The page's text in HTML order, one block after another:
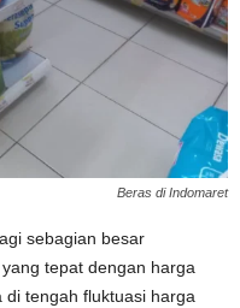
Beras di Indomaret
sebagian besar
tepat dengan harga
tengah fluktuasi harga